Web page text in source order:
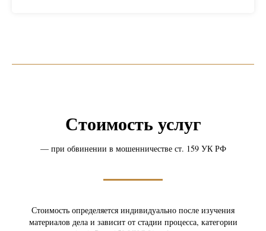
Стоимость услуг
— при обвинении в мошенничестве ст. 159 УК РФ
Стоимость определяется индивидуально после изучения
материалов дела и зависит от стадии процесса, категории